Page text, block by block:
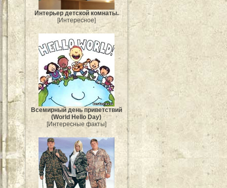
Интерьер детской комнаты.
[Интересное]
Всемирный день приветствий
(World Hello Day)
[Интересные факты]